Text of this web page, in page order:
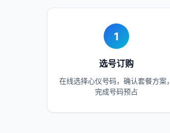
1
选号订购
在线选择心仪号码，确认套餐方案，
完成号码预占